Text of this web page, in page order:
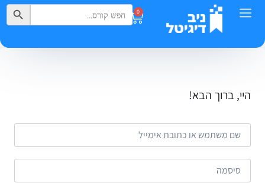
0
Search
for:
Search Button
היי, ברוך הבא!